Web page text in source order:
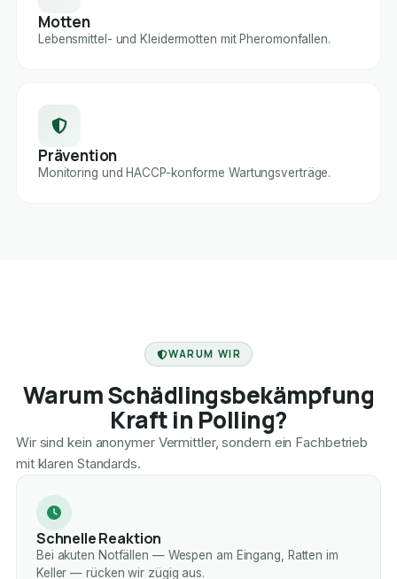
Motten
Lebensmittel- und Kleidermotten mit Pheromonfallen.
Prävention
Monitoring und HACCP-konforme Wartungsverträge.
WARUM WIR
Warum Schädlingsbekämpfung
Kraft in Polling?
Wir sind kein anonymer Vermittler, sondern ein Fachbetrieb
mit klaren Standards.
Schnelle Reaktion
Bei akuten Notfällen — Wespen am Eingang, Ratten im
Keller — rücken wir zügig aus.